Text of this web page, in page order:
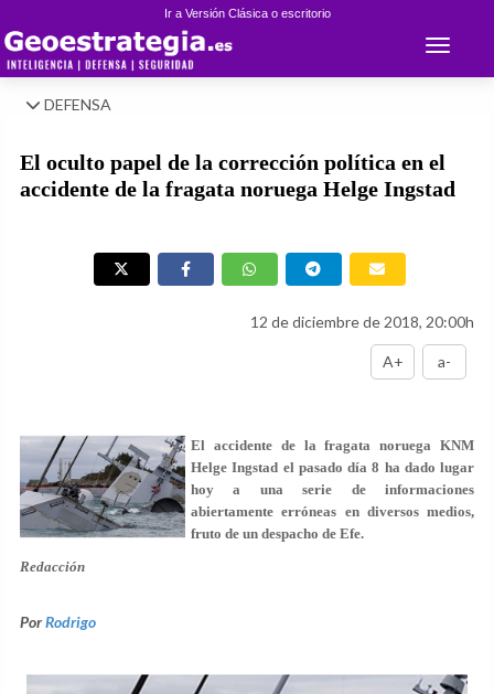
Ir a Versión Clásica o escritorio
Toggle
DEFENSA
El oculto papel de la corrección política en el
accidente de la fragata noruega Helge Ingstad
12 de diciembre de 2018, 20:00h
A+ a-
El accidente de la fragata noruega KNM
Helge Ingstad el pasado día 8 ha dado lugar
hoy a una serie de informaciones
abiertamente erróneas en diversos medios,
fruto de un despacho de Efe.
Redacción
PorRodrigo